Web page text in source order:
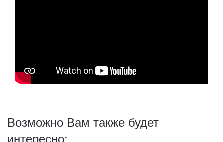
Возможно Вам также будет
интересно: